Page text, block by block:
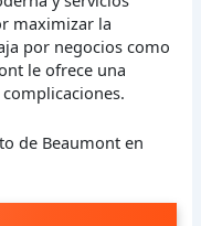
maximizar la
por negocios como
le ofrece una
de Beaumont en